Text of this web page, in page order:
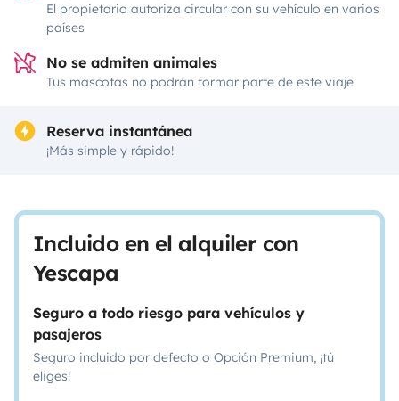
El propietario autoriza circular con su vehículo en varios
países
No se admiten animales
Tus mascotas no podrán formar parte de este viaje
Reserva instantánea
¡Más simple y rápido!
Incluido en el alquiler con
Yescapa
Seguro a todo riesgo para vehículos y
pasajeros
Seguro incluido por defecto o Opción Premium, ¡tú
eliges!